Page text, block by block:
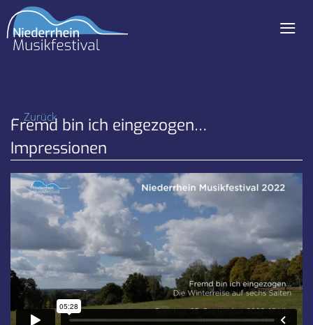
≡
← Zurück
Fremd bin ich eingezogen…
Impressionen